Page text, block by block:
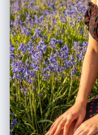
onto the terrain surface it sits upon. #
Prompt) You will
**Frameless Full-Bleed High
The Frameless Full-
edge** high-angle
Title]**. The image is
cross-section** at the
frame**, extending all
follows a **vertical
distinct narrative layers**. **[2. The 7-Stage Rising World
Dense)]** The terrain
Bottom Front]:** The
bottom edge.